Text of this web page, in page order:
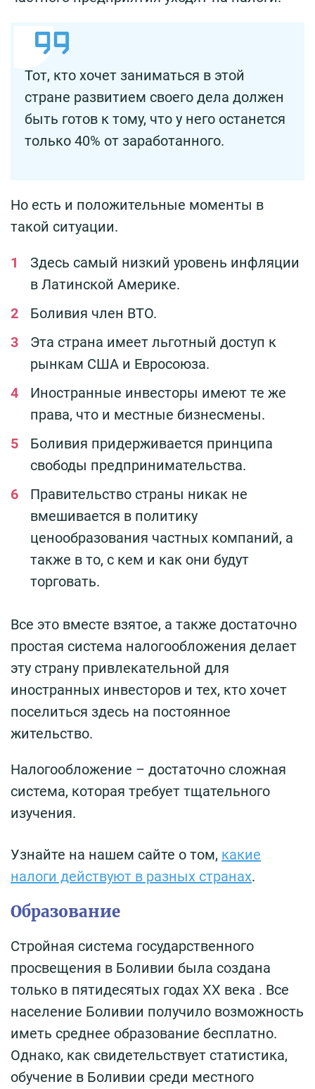
Тот, кто хочет заниматься в этой
стране развитием своего дела должен
быть готов к тому, что у него останется
только 40% от заработанного.
Но есть и положительные моменты в
такой ситуации.
Здесь самый низкий уровень инфляции
в Латинской Америке.
Боливия член ВТО.
Эта страна имеет льготный доступ к
рынкам США и Евросоюза.
Иностранные инвесторы имеют те же
права, что и местные бизнесмены.
Боливия придерживается принципа
свободы предпринимательства.
Правительство страны никак не
вмешивается в политику
ценообразования частных компаний, а
также в то, с кем и как они будут
торговать.
Все это вместе взятое, а также достаточно
простая система налогообложения делает
эту страну привлекательной для
иностранных инвесторов и тех, кто хочет
поселиться здесь на постоянное
жительство.
Налогообложение – достаточно сложная
система, которая требует тщательного
изучения.
Узнайте на нашем сайте о том, какие
налоги действуют в разных странах.
Образование
Стройная система государственного
просвещения в Боливии была создана
только в пятидесятых годах XX века . Все
население Боливии получило возможность
иметь среднее образование бесплатно.
Однако, как свидетельствует статистика,
обучение в Боливии среди местного